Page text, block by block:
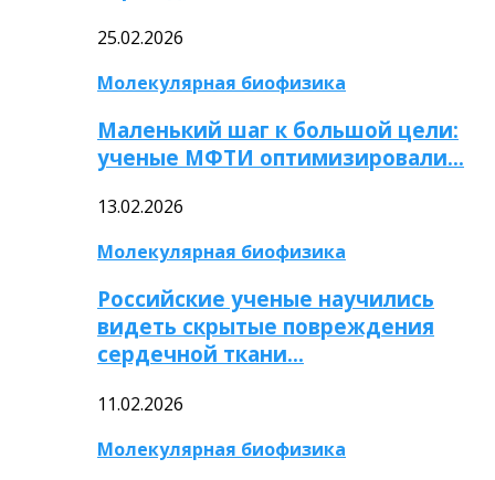
25.02.2026
Молекулярная биофизика
Маленький шаг к большой цели:
ученые МФТИ оптимизировали…
13.02.2026
Молекулярная биофизика
Российские ученые научились
видеть скрытые повреждения
сердечной ткани…
11.02.2026
Молекулярная биофизика